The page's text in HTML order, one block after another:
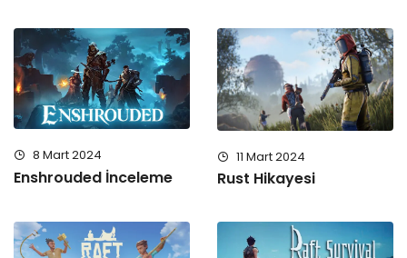
8 Mart 2024
Enshrouded İnceleme
11 Mart 2024
Rust Hikayesi